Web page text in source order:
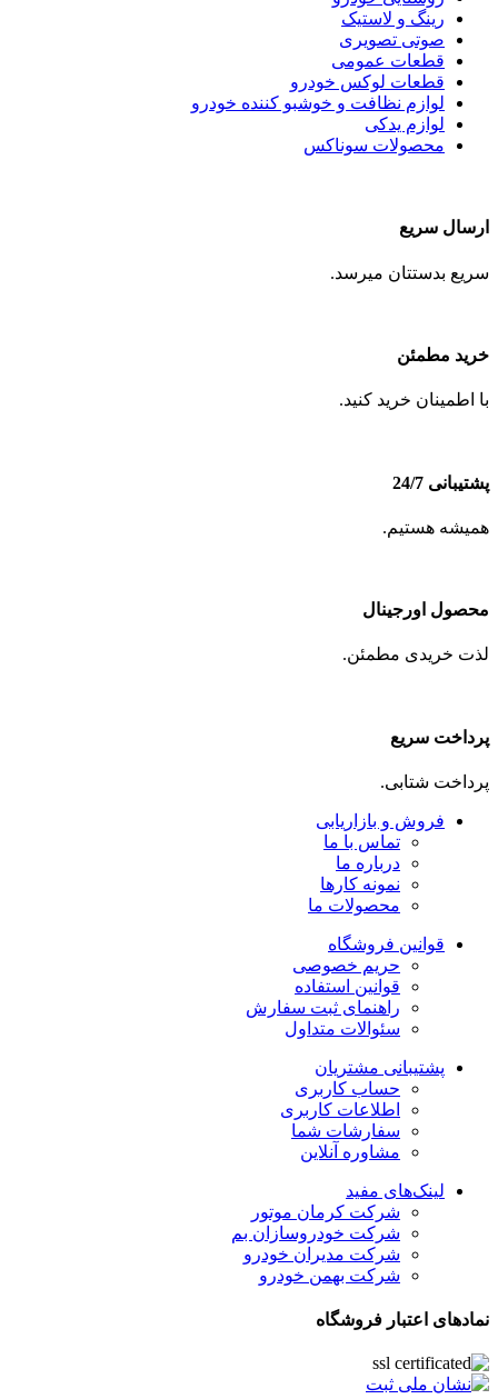
رینگ و لاستیک
صوتی تصویری
قطعات عمومی
قطعات لوکس خودرو
لوازم نظافت و خوشبو کننده خودرو
لوازم یدکی
محصولات سوناکس
ارسال سریع
سریع بدستتان میرسد.
خرید مطمئن
با اطمینان خرید کنید.
پشتیبانی 24/7
همیشه هستیم.
محصول اورجینال
لذت خریدی مطمئن.
پرداخت سریع
پرداخت شتابی.
فروش و بازاریابی
تماس با ما
درباره ما
نمونه کارها
محصولات ما
قوانین فروشگاه
حریم خصوصی
قوانین استفاده
راهنمای ثبت سفارش
سئوالات متداول
پشتیبانی مشتریان
حساب کاربری
اطلاعات کاربری
سفارشات شما
مشاوره آنلاین
لینک‌های مفید
شرکت کرمان موتور
شرکت خودروسازان بم
شرکت مدیران خودرو
شرکت بهمن خودرو
نمادهای اعتبار فروشگاه